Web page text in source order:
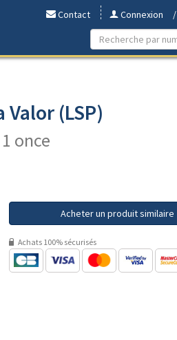
Contact Connexion /
(LSP)
once
Acheter un produit similaire
Achats 100% sécurisés